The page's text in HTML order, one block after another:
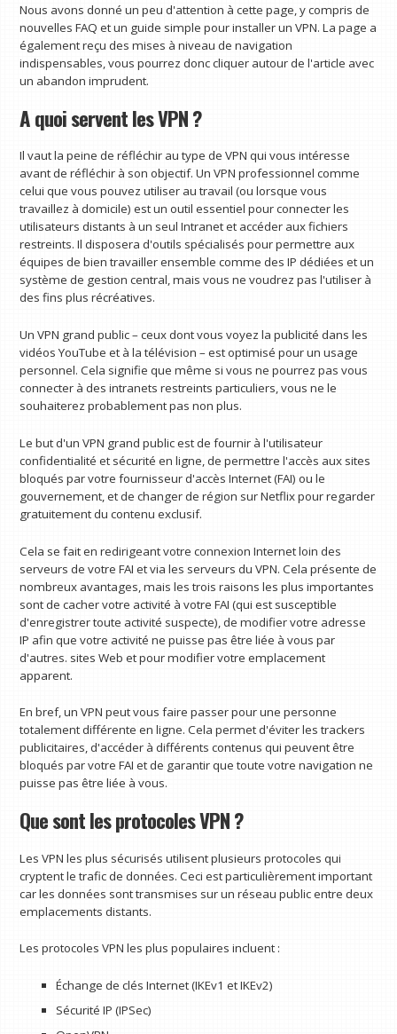
Nous avons donné un peu d'attention à cette page, y compris de
nouvelles FAQ et un guide simple pour installer un VPN. La page a
également reçu des mises à niveau de navigation
indispensables, vous pourrez donc cliquer autour de l'article avec
un abandon imprudent.
A quoi servent les VPN ?
Il vaut la peine de réfléchir au type de VPN qui vous intéresse
avant de réfléchir à son objectif. Un VPN professionnel comme
celui que vous pouvez utiliser au travail (ou lorsque vous
travaillez à domicile) est un outil essentiel pour connecter les
utilisateurs distants à un seul Intranet et accéder aux fichiers
restreints. Il disposera d'outils spécialisés pour permettre aux
équipes de bien travailler ensemble comme des IP dédiées et un
système de gestion central, mais vous ne voudrez pas l'utiliser à
des fins plus récréatives.
Un VPN grand public – ceux dont vous voyez la publicité dans les
vidéos YouTube et à la télévision – est optimisé pour un usage
personnel. Cela signifie que même si vous ne pourrez pas vous
connecter à des intranets restreints particuliers, vous ne le
souhaiterez probablement pas non plus.
Le but d'un VPN grand public est de fournir à l'utilisateur
confidentialité et sécurité en ligne, de permettre l'accès aux sites
bloqués par votre fournisseur d'accès Internet (FAI) ou le
gouvernement, et de changer de région sur Netflix pour regarder
gratuitement du contenu exclusif.
Cela se fait en redirigeant votre connexion Internet loin des
serveurs de votre FAI et via les serveurs du VPN. Cela présente de
nombreux avantages, mais les trois raisons les plus importantes
sont de cacher votre activité à votre FAI (qui est susceptible
d'enregistrer toute activité suspecte), de modifier votre adresse
IP afin que votre activité ne puisse pas être liée à vous par
d'autres. sites Web et pour modifier votre emplacement
apparent.
En bref, un VPN peut vous faire passer pour une personne
totalement différente en ligne. Cela permet d'éviter les trackers
publicitaires, d'accéder à différents contenus qui peuvent être
bloqués par votre FAI et de garantir que toute votre navigation ne
puisse pas être liée à vous.
Que sont les protocoles VPN ?
Les VPN les plus sécurisés utilisent plusieurs protocoles qui
cryptent le trafic de données. Ceci est particulièrement important
car les données sont transmises sur un réseau public entre deux
emplacements distants.
Les protocoles VPN les plus populaires incluent :
Échange de clés Internet (IKEv1 et IKEv2)
Sécurité IP (IPSec)